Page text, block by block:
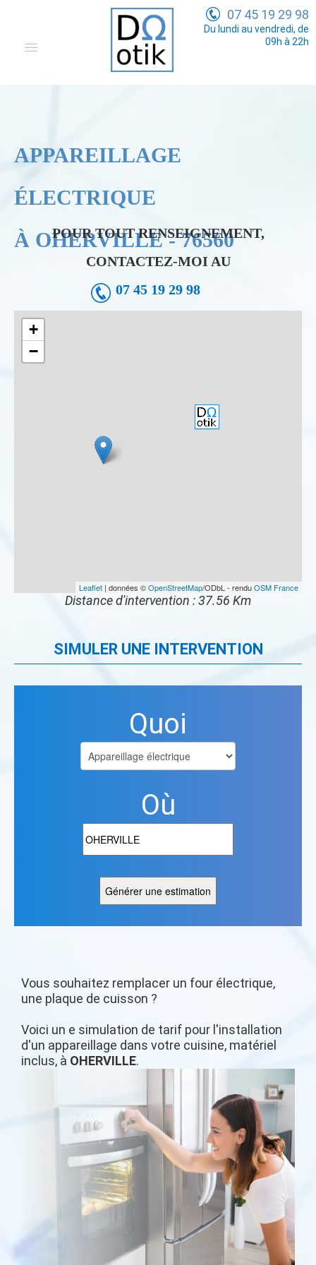
07 45 19 29 98
Du lundi au vendredi, de
09h à 22h
APPAREILLAGE
ÉLECTRIQUE
À OHERVILLE - 76560
POUR TOUT RENSEIGNEMENT,
CONTACTEZ-MOI AU
07 45 19 29 98
+
−
Leaflet | données ©OpenStreetMap/ODbL - renduOSM France
Distance d'intervention : 37.56 Km
SIMULER UNE INTERVENTION
Quoi
Où
Vous souhaitez remplacer un four électrique,
une plaque de cuisson ?
Voici un e simulation de tarif pour l'installation
d'un appareillage dans votre cuisine, matériel
inclus, à OHERVILLE.